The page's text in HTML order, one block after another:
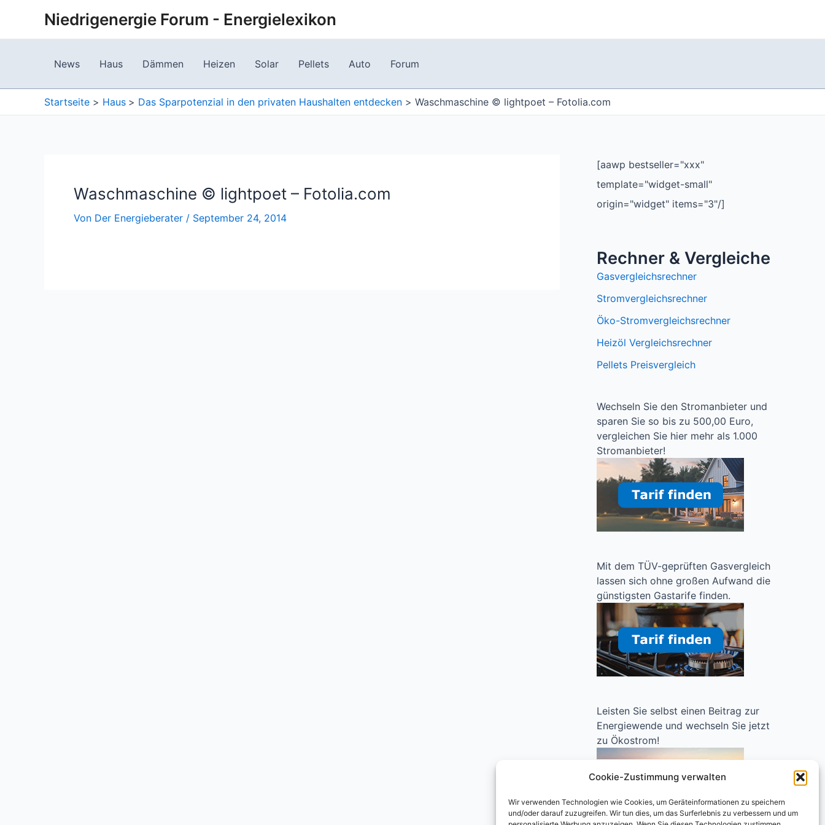
Cookie-Zustimmung verwalten
Wir verwenden Technologien wie Cookies, um Geräteinformationen zu speichern
und/oder darauf zuzugreifen. Wir tun dies, um das Surferlebnis zu verbessern und um
springen
Niedrigenergie Forum - Energielexikon
News Haus Dämmen Heizen Solar Pellets Auto Forum
Startseite Haus Das Sparpotenzial in den privaten Haushalten entdecken Waschmaschine © lightpoet – Fotolia.com
Waschmaschine © lightpoet – Fotolia.com
Von Der Energieberater / September 24, 2014
[aawp bestseller="xxx"
template="widget-small"
origin="widget" items="3"/]
Rechner & Vergleiche
Gasvergleichsrechner
Stromvergleichsrechner
Öko-Stromvergleichsrechner
Heizöl Vergleichsrechner
Pellets Preisvergleich
Wechseln Sie den Stromanbieter und
sparen Sie so bis zu 500,00 Euro,
vergleichen Sie hier mehr als 1.000
Stromanbieter!
Mit dem TÜV-geprüften Gasvergleich
lassen sich ohne großen Aufwand die
günstigsten Gastarife finden.
Leisten Sie selbst einen Beitrag zur
Energiewende und wechseln Sie jetzt
zu Ökostrom!